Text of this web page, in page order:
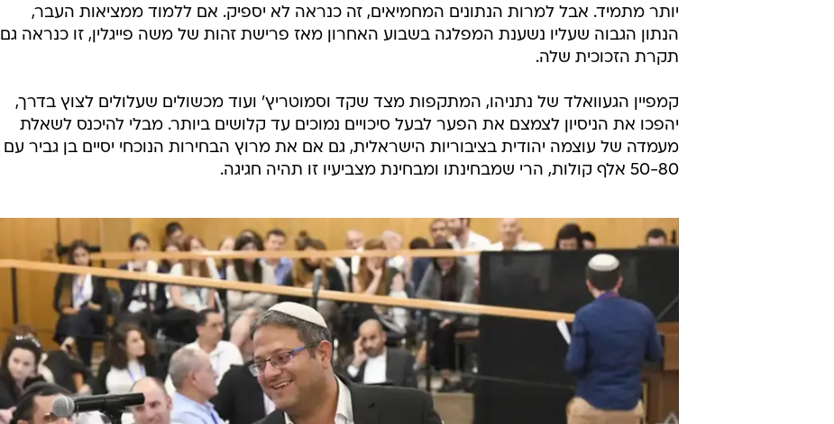
יותר מתמיד. אבל למרות הנתונים המחמיאים, זה כנראה לא יספיק. אם ללמוד ממציאות העבר,
הנתון הגבוה שעליו נשענת המפלגה בשבוע האחרון מאז פרישת זהות של משה פייגלין, זו כנראה גם
תקרת הזכוכית שלה.
קמפיין הגעוואלד של נתניהו, המתקפות מצד שקד וסמוטריץ' ועוד מכשולים שעלולים לצוץ בדרך,
יהפכו את הניסיון לצמצם את הפער לבעל סיכויים נמוכים עד קלושים ביותר. מבלי להיכנס לשאלת
מעמדה של עוצמה יהודית בציבוריות הישראלית, גם אם את מרוץ הבחירות הנוכחי יסיים בן גביר עם
50-80 אלף קולות, הרי שמבחינתו ומבחינת מצביעיו זו תהיה חגיגה.